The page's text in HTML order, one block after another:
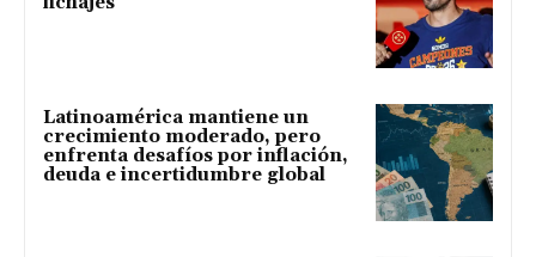
Latinoamérica mantiene un
crecimiento moderado, pero
enfrenta desafíos por inflación,
deuda e incertidumbre global